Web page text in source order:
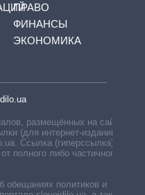
ПРАВО
ФИНАНСЫ
ЭКОНОМИКА
размещённых на сайте,
(для интернет-изданий —
Ссылка (гиперссылка)
полного либо частичного
обещаниях политиков и